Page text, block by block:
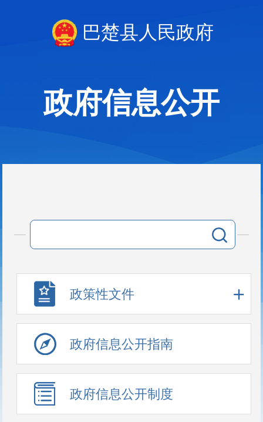
巴楚县人民政府
政府信息公开
政策性文件
政府信息公开指南
政府信息公开制度